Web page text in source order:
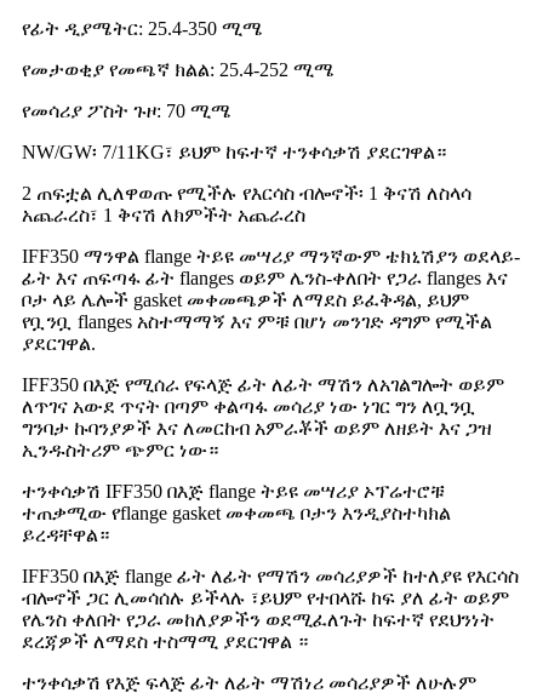
የፊት ዲያሜትር: 25.4-350 ሚሜ
የመታወቂያ የመጫኛ ክልል: 25.4-252 ሚሜ
የመሳሪያ ፖስት ጉዞ: 70 ሚሜ
NW/GW፡ 7/11KG፣ ይህም ከፍተኛ ተንቀሳቃሽ ያደርገዋል።
2 ጠፍቷል ሊለዋወጡ የሚችሉ የእርሳስ ብሎኖች፡ 1 ቅናሽ ለስላሳ
አጨራረስ፣ 1 ቅናሽ ለክምችት አጨራረስ
IFF350 ማንዋል flange ትይዩ መሣሪያ ማንኛውም ቴክኒሽያን ወደላይ-
ፊት እና ጠፍጣፋ ፊት flanges ወይም ሌንስ-ቀለበት የጋራ flanges እና
ቦታ ላይ ሌሎች gasket መቀመጫዎች ለማደስ ይፈቅዳል, ይህም
የቧንቧ flanges አስተማማኝ እና ምቹ በሆነ መንገድ ዳግም የሚችል
ያደርገዋል.
IFF350 በእጅ የሚሰራ የፍላጅ ፊት ለፊት ማሽን ለአገልግሎት ወይም
ለጥገና አውደ ጥናት በጣም ቀልጣፋ መሳሪያ ነው ነገር ግን ለቧንቧ
ግንባታ ኩባንያዎች እና ለመርከብ አምራቾች ወይም ለዘይት እና ጋዝ
ኢንዱስትሪም ጭምር ነው።
ተንቀሳቃሽ IFF350 በእጅ flange ትይዩ መሣሪያ ኦፕሬተሮቹ
ተጠቃሚው የflange gasket መቀመጫ ቦታን እንዲያስተካክል
ይረዳቸዋል።
IFF350 በእጅ flange ፊት ለፊት የማሽን መሳሪያዎች ከተለያዩ የእርሳስ
ብሎኖች ጋር ሊመሳሰሉ ይችላሉ ፣ይህም የተበላሹ ከፍ ያለ ፊት ወይም
የሌንስ ቀለበት የጋራ መከለያዎችን ወደሚፈለጉት ከፍተኛ የደህንነት
ደረጃዎች ለማደስ ተስማሚ ያደርገዋል ።
ተንቀሳቃሽ የእጅ ፍላጅ ፊት ለፊት ማሽነሪ መሳሪያዎች ለሁሉም